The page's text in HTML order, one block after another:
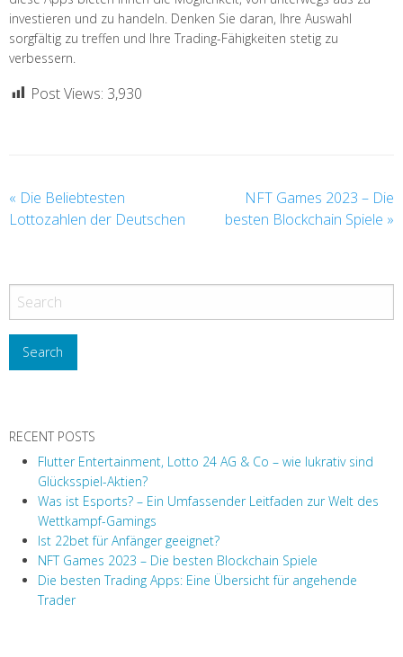
investieren und zu handeln. Denken Sie daran, Ihre Auswahl
sorgfältig zu treffen und Ihre Trading-Fähigkeiten stetig zu
verbessern.
Post Views: 3,930
« Die Beliebtesten
Lottozahlen der Deutschen
NFT Games 2023 – Die
besten Blockchain Spiele »
RECENT POSTS
Flutter Entertainment, Lotto 24 AG & Co – wie lukrativ sind
Glücksspiel-Aktien?
Was ist Esports? – Ein Umfassender Leitfaden zur Welt des
Wettkampf-Gamings
Ist 22bet für Anfänger geeignet?
NFT Games 2023 – Die besten Blockchain Spiele
Die besten Trading Apps: Eine Übersicht für angehende
Trader